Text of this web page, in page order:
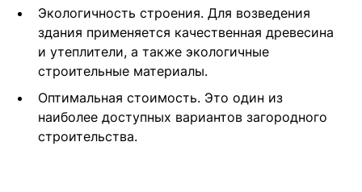
Экологичность строения. Для возведения
здания применяется качественная древесина
и утеплители, а также экологичные
строительные материалы.
Оптимальная стоимость. Это один из
наиболее доступных вариантов загородного
строительства.